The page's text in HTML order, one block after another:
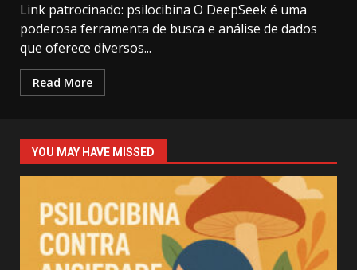
Link patrocinado: psilocibina O DeepSeek é uma
poderosa ferramenta de busca e análise de dados
que oferece diversos...
Read More
YOU MAY HAVE MISSED